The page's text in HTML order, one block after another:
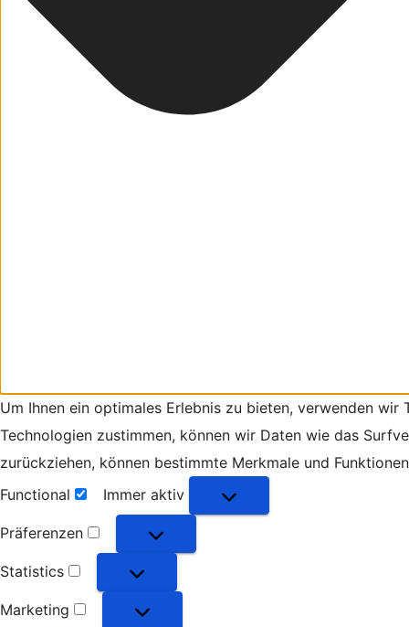
Um Ihnen ein optimales Erlebnis zu bieten, verwenden
Technologien zustimmen, können wir Daten wie das
zurückziehen, können bestimmte Merkmale und
Functional
Functional
Immer aktiv
Präferenzen
Präferenzen
Statistics
Statistics
Marketing
Marketing